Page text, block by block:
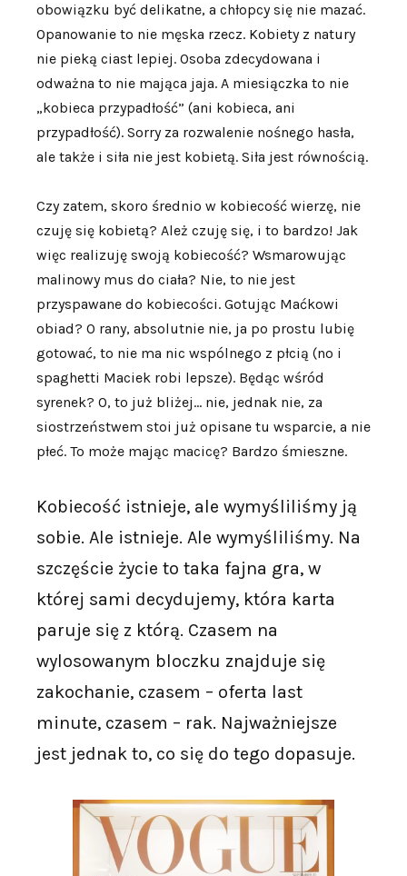
obowiązku być delikatne, a chłopcy się nie mazać.
Opanowanie to nie męska rzecz. Kobiety z natury
nie pieką ciast lepiej. Osoba zdecydowana i
odważna to nie mająca jaja. A miesiączka to nie
„kobieca przypadłość” (ani kobieca, ani
przypadłość). Sorry za rozwalenie nośnego hasła,
ale także i siła nie jest kobietą. Siła jest równością.
Czy zatem, skoro średnio w kobiecość wierzę, nie
czuję się kobietą? Ależ czuję się, i to bardzo! Jak
więc realizuję swoją kobiecość? Wsmarowując
malinowy mus do ciała? Nie, to nie jest
przyspawane do kobiecości. Gotując Maćkowi
obiad? O rany, absolutnie nie, ja po prostu lubię
gotować, to nie ma nic wspólnego z płcią (no i
spaghetti Maciek robi lepsze). Będąc wśród
syrenek? O, to już bliżej… nie, jednak nie, za
siostrzeństwem stoi już opisane tu wsparcie, a nie
płeć. To może mając macicę? Bardzo śmieszne.
Kobiecość istnieje, ale wymyśliliśmy ją
sobie. Ale istnieje. Ale wymyśliliśmy. Na
szczęście życie to taka fajna gra, w
której sami decydujemy, która karta
paruje się z którą. Czasem na
wylosowanym bloczku znajduje się
zakochanie, czasem – oferta last
minute, czasem – rak. Najważniejsze
jest jednak to, co się do tego dopasuje.